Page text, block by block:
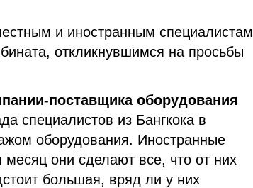
и иностранным специалистам
откликнувшимся на просьбы
поставщика оборудования
специалистов из Бангкока в
оборудования. Иностранные
они сделают все, что от них
большая, вряд ли у них